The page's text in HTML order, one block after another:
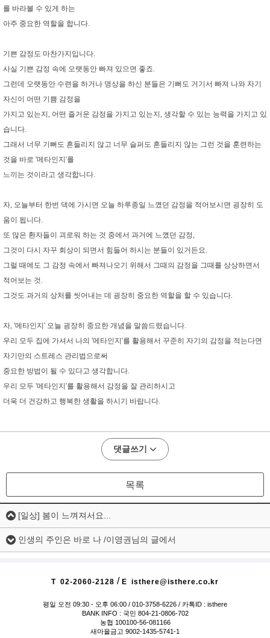
를 바라볼 수 있게 하는
아주 중요한 역할을 합니다.
기쁜 감정도 마찬가지입니다.
사실 기쁜 감정 속에 오랫동안 빠져 있으면 좋죠.
그런데 오랫동안 수련을 하거나 명상을 하신 분들은 기뻐도 거기서 빠져 나와 자기
자신이 어떤 기쁨 감정을
가지고 있는지, 어떤 즐거운 감정을 가지고 있는지, 생각할 수 있는 능력을 가지고 있
습니다.
그래서 너무 기뻐도 흔들리지 않고 너무 슬퍼도 흔들리지 않는 그런 것을 훈련하는
것을 바로 '메타인지'를
느끼는 것이라고 생각합니다.
자, 오늘부터 한번 댁에 가시면 오늘 하루종일 느꼈던 감정을 적어보시면 굉장히 도
움이 됩니다.
또 많은 환자들이 괴로워 하는 것 중에서 과거에 느꼈던 감정,
그것이 다시 자꾸 회상이 되면서 힘들어 하시는 분들이 있거든요.
그럴 때에도 그 감정 속에서 빠져나오기 위해서 그때의 감정을 그때를 상상하면서
적어보는 것.
그것도 과거의 상처를 씻어내는 데 굉장히 중요한 역할을 할 수 있습니다.
자, '메타인지' 오늘 굉장히 중요한 개념을 말씀드렸습니다.
우리 모두 집에 가셔서 나의 '메타인지'를 활용해서 꾸준히 자기의 감정을 적는다면
자기만의 스트레스 관리법으로써
중요한 방법이 될 수 있다고 생각합니다.
우리 모두 '메타인지'를 활용해서 감정을 잘 관리하시고
더욱 더 건강하고 행복한 생활을 하시기 바랍니다.
댓글쓰기
목록
[일상] 봄이 느껴져서요...
인생의 주인은 바로 나 /이영권님의 글에서
T 02-2060-2128 / E isthere@isthere.co.kr
평일 오전 09:30 - 오후 06:00 / 010-3758-6226 / 카톡ID : isthere
BANK INFO : 국민 804-21-0806-702
농협 100100-56-081166
새마을금고 9002-1435-5741-1